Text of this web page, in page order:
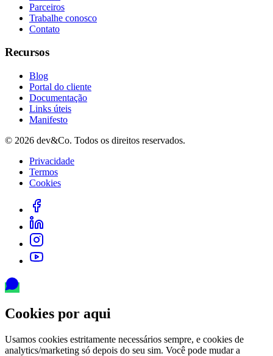
Parceiros
Trabalhe conosco
Contato
Recursos
Blog
Portal do cliente
Documentação
Links úteis
Manifesto
© 2026 dev&Co. Todos os direitos reservados.
Privacidade
Termos
Cookies
Cookies por aqui
Usamos cookies estritamente necessários sempre, e cookies de
analytics/marketing só depois do seu sim. Você pode mudar a